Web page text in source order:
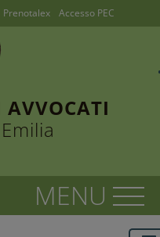
AVVOCATI
Prenotalex Accesso PEC